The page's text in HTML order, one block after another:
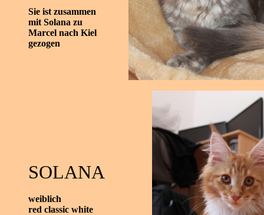
Sie ist zusammen
mit Solana zu
Marcel nach Kiel
gezogen
SOLANA
weiblich
red classic white